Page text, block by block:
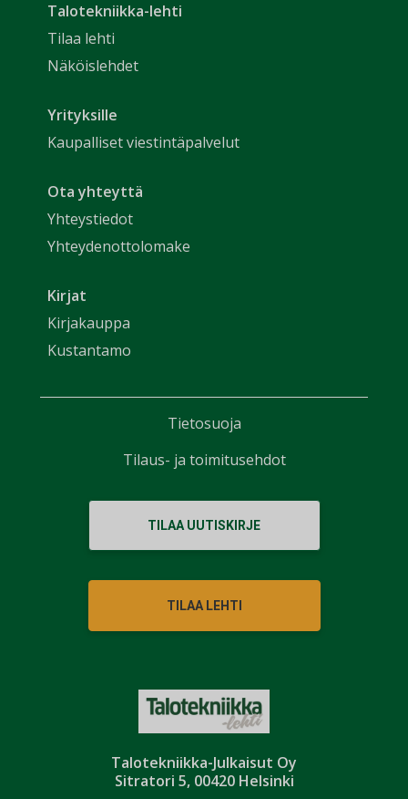
Talotekniikka-Julkaisut Oy
Sitratori 5, 00420 Helsinki
Talotekniikka-lehti
Tilaa lehti
Näköislehdet
Yrityksille
Kaupalliset viestintäpalvelut
Ota yhteyttä
Yhteystiedot
Yhteydenottolomake
Kirjat
Kirjakauppa
Kustantamo
TILAA UUTISKIRJE
TILAA LEHTI
Tietosuoja
Tilaus- ja toimitusehdot